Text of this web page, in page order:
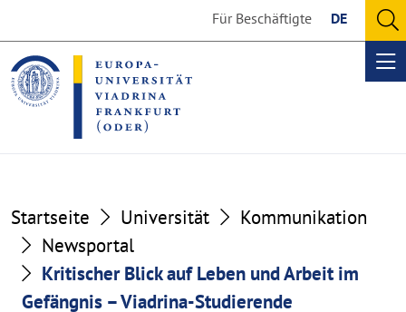
the
content
section
the
footer
section
Für Beschäftigte DE
Startseite Universität
Kommunikation
Newsportal
Kritischer Blick auf Leben und Arbeit im
Gefängnis – Viadrina-Studierende